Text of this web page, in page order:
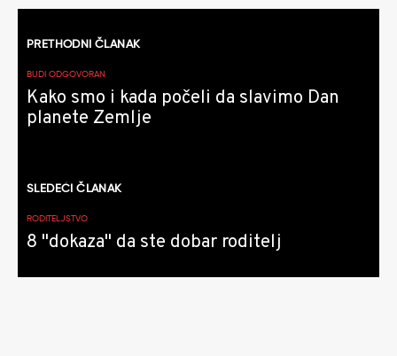
članaka
PRETHODNI ČLANAK
BUDI ODGOVORAN
Kako smo i kada počeli da slavimo Dan
planete Zemlje
SLEDEĆI ČLANAK
RODITELJSTVO
8 "dokaza" da ste dobar roditelj